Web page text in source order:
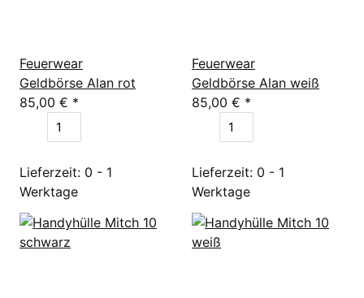
Feuerwear
Geldbörse Alan rot
85,00 € *
Lieferzeit: 0 - 1
Werktage
Feuerwear
Geldbörse Alan weiß
85,00 € *
Lieferzeit: 0 - 1
Werktage